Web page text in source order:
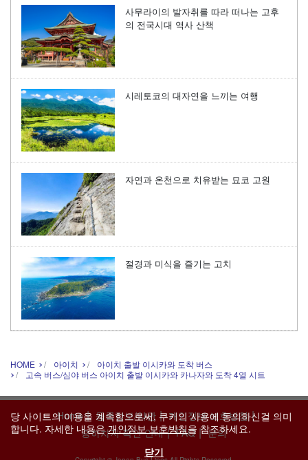
사무라이의 발자취를 따라 떠나는 고후
의 전국시대 역사 산책
시레토코의 대자연을 느끼는 여행
자연과 온천으로 치유받는 묘코 고원
절경과 미식을 즐기는 고치
HOME 아이치
아이치 출발 이시카와 도착 버스
고속 버스/심야 버스 아이치 출발 이시카와 카나자와 도착 4열 시트
당 사이트의 이용을 계속함으로써, 쿠키의 사용에 동의하신걸 의미
합니다. 자세한 내용은개인정보 보호방침을 참조하세요.
닫기
Home | 등록정보/약관 | 개인정보 보호방침 |
승하차지 확인 안내 | FAQ | 문의